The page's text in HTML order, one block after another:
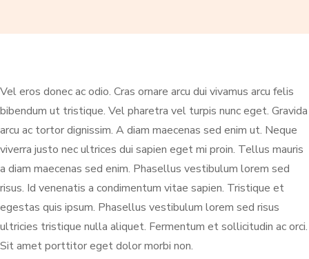
Vel eros donec ac odio. Cras ornare arcu dui vivamus arcu felis
bibendum ut tristique. Vel pharetra vel turpis nunc eget. Gravida
arcu ac tortor dignissim. A diam maecenas sed enim ut. Neque
viverra justo nec ultrices dui sapien eget mi proin. Tellus mauris
a diam maecenas sed enim. Phasellus vestibulum lorem sed
risus. Id venenatis a condimentum vitae sapien. Tristique et
egestas quis ipsum. Phasellus vestibulum lorem sed risus
ultricies tristique nulla aliquet. Fermentum et sollicitudin ac orci.
Sit amet porttitor eget dolor morbi non.